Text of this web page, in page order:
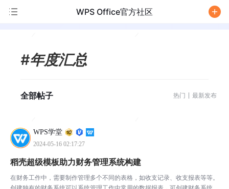
WPS Office官方社区
#年度汇总
全部帖子 热门 最新发布
WPS学堂
2024-05-16 02:17:27
稻壳超级模板助力财务管理系统构建
在财务工作中，需要制作管理多个不同的表格，如收支记录、收支报表等等。